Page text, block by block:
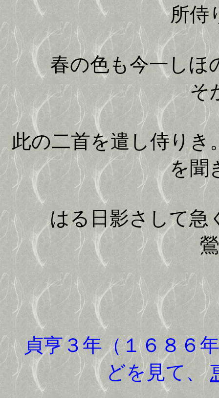
所侍
春の色も今一しほの
そ
此の二首を遣し侍り
を聞
はる日影さして急く
貞亨３年（１６８６年
どを見て、